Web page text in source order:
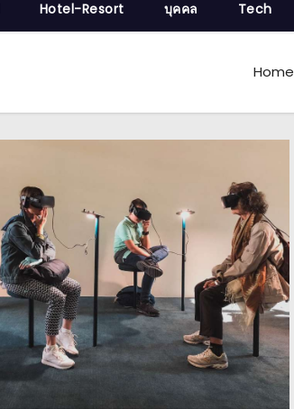
Hotel-Resort บุคคล Tech
Home